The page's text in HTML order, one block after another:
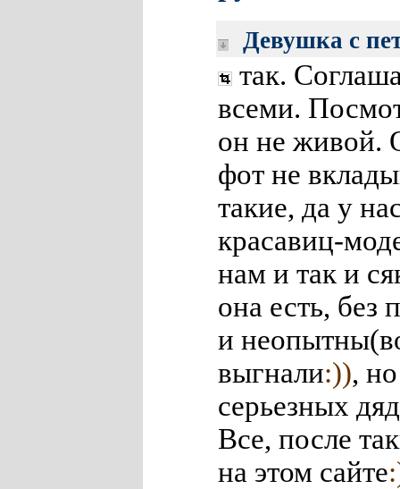
Девушка с
так.
всеми.
он не живой.
фот не
такие, да у
красавиц-
нам и так и
она есть,
и
выгнали:)),
серьезных
Все, после
на этом сайте